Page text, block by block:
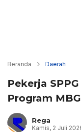
Beranda Daerah
Pekerja
Program
Rega
Kamis, 2 Juli